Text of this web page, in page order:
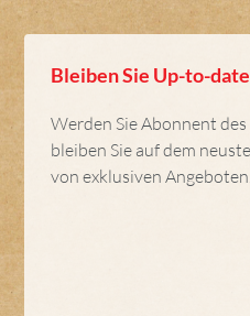
Bleiben Sie Up-to-date
Werden Sie Abonnent
bleiben Sie auf dem
von exklusiven